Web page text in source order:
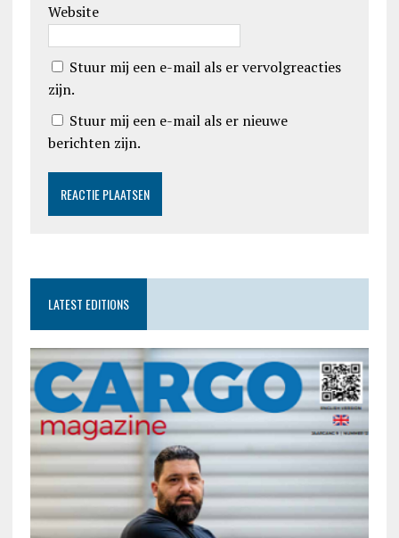
Website
Stuur mij een e-mail als er vervolgreacties
zijn.
Stuur mij een e-mail als er nieuwe
berichten zijn.
LATEST EDITIONS